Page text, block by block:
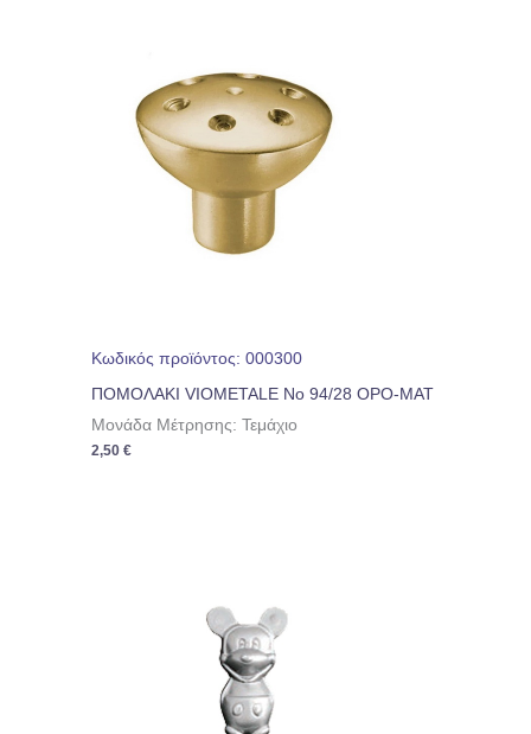
Κωδικός προϊόντος: 000300
ΠΟΜΟΛΑΚΙ VIOMETALE Νο 94/28 ΟΡΟ-ΜΑΤ
Μονάδα Μέτρησης: Τεμάχιο
2,50€